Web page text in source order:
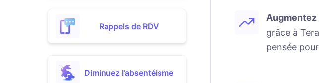
Rappels de RDV
Diminuez l’absentéisme
grâce à
pensée